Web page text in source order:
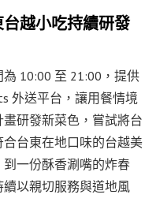
越小吃持續研發
10:00 至 21:00，提供
外送平台，讓用餐情境
研發新菜色，嘗試將台
台東在地口味的台越美
一份酥香涮嘴的炸春
以親切服務與道地風